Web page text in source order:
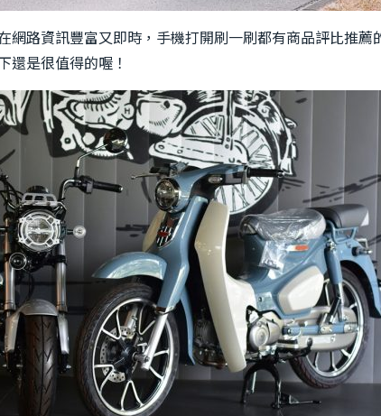
網路資訊豐富又即時，手機打開刷一刷都有商品評比推
還是很值得的喔！